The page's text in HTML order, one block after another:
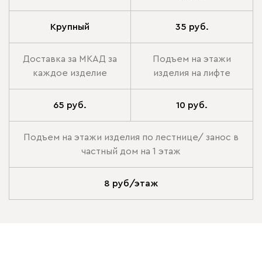
Крупный 35 руб.
Доставка за МКАД за
каждое изделие
Подъем на этажи
изделия на лифте
65 руб. 10 руб.
Подъем на этажи изделия по лестнице/ занос в
частный дом на 1 этаж
8 руб/этаж